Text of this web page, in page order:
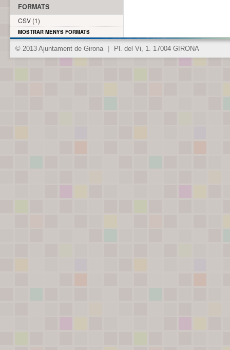
FORMATS
CSV (1)
MOSTRAR MENYS FORMATS
© 2013 Ajuntament de Girona Pl. del Vi, 1. 17004 GIRONA